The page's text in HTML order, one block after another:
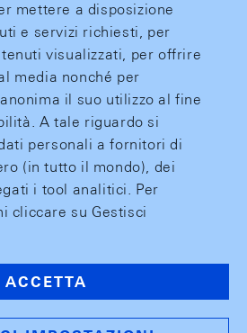
mettere a disposizione
e servizi richiesti, per
visualizzati, per offrire
media nonché per
il suo utilizzo al fine
A tale riguardo si
personali a fornitori di
(in tutto il mondo), dei
i tool analitici. Per
cliccare su Gestisci
ACCETTA